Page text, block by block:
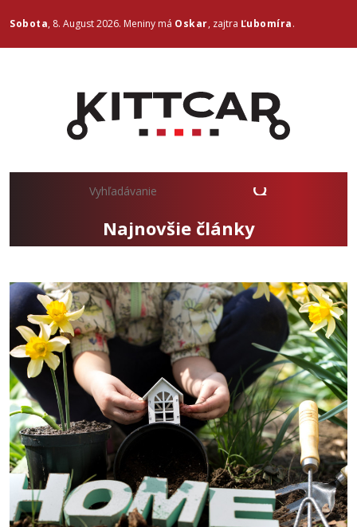
Sobota, 8. August 2026. Meniny má Oskar, zajtra Ľubomíra.
Najnovšie články